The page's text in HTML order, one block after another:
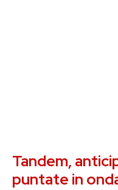
Tandem,
puntate in